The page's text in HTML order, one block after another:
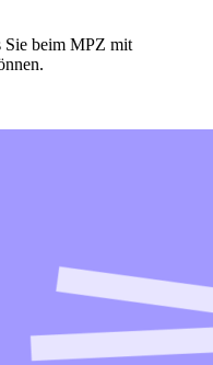
Sie beim MPZ mit